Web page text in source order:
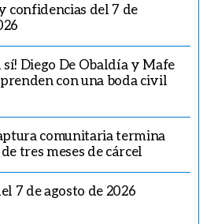
confidencias del 7 de
sí! Diego De Obaldía y Mafe
con una boda civil
comunitaria termina
tres meses de cárcel
7 de agosto de 2026